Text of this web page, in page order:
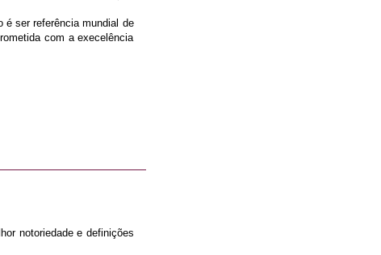
é ser referência mundial de
com a execelência
notoriedade e definições